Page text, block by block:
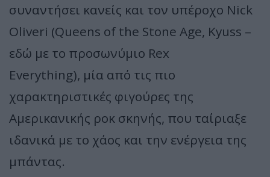
συναντήσει κανείς και τον υπέροχο Nick
Oliveri (Queens of the Stone Age, Kyuss –
εδώ με το προσωνύμιο Rex
Everything), μία από τις πιο
χαρακτηριστικές φιγούρες της
Αμερικανικής ροκ σκηνής, που ταίριαξε
ιδανικά με το χάος και την ενέργεια της
μπάντας.